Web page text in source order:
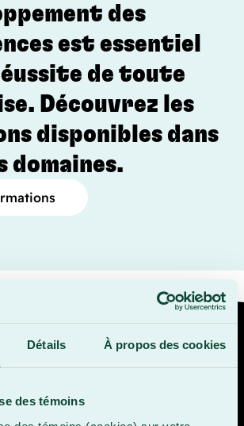
Détails À propos des cookies
des témoins
des
est essentiel
de toute
Découvrez les
disponibles dans
domaines.
déjà commencé notre
en 2017, mais il
gros morceaux à
l'ensemble de nos
Le Parcours de